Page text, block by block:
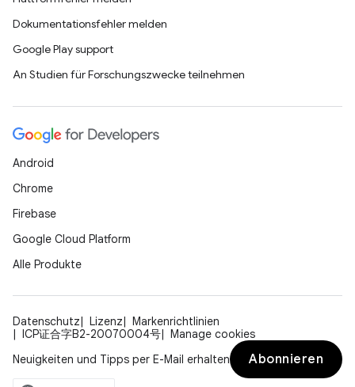
Dokumentationsfehler melden
Google Play support
An Studien für Forschungszwecke teilnehmen
Android
Chrome
Firebase
Google Cloud Platform
Alle Produkte
Datenschutz Lizenz
Markenrichtlinien
ICP证合字B2-20070004号
Manage cookies
Neuigkeiten und Tipps per E-Mail erhalten
Abonnieren